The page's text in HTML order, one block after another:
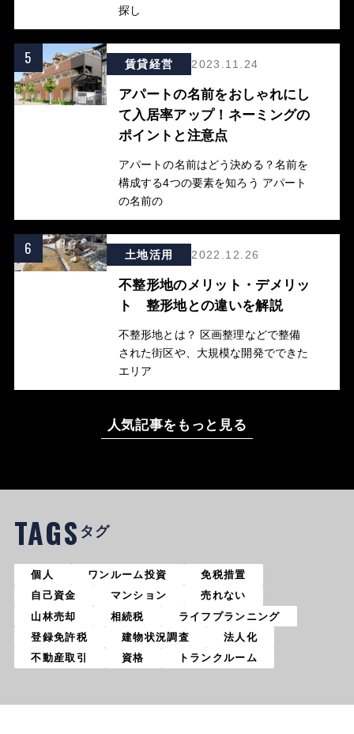
探し
5 賃貸経営 2023.11.24
アパートの名前をおしゃれにし
て入居率アップ！ネーミングの
ポイントと注意点
アパートの名前はどう決める？名前を
構成する4つの要素を知ろう アパート
の名前の
6 土地活用 2022.12.26
不整形地のメリット・デメリッ
ト 整形地との違いを解説
不整形地とは？ 区画整理などで整備
された街区や、大規模な開発でできた
エリア
人気記事をもっと見る
TAGS タグ
個人 ワンルーム投資
免税措置
自己資金
マンション
売れない
山林売却
相続税
ライフプランニング
登録免許税
建物状況調査
法人化
不動産取引
資格 トランクルーム